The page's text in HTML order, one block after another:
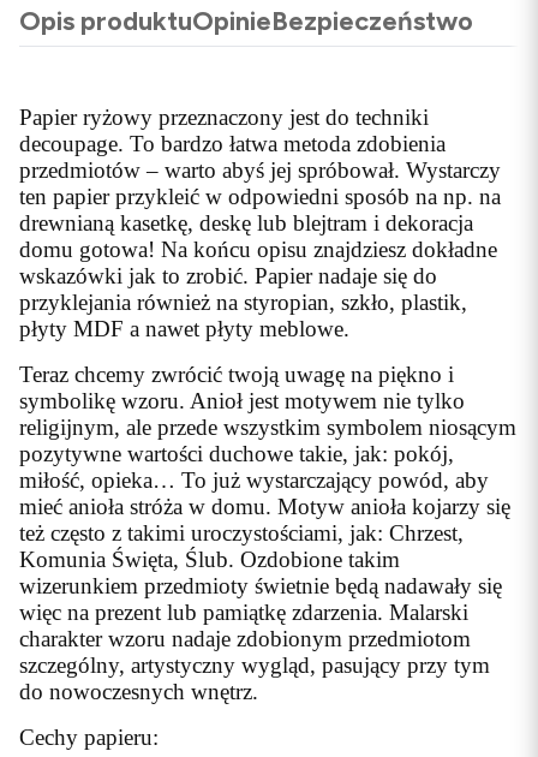
Opis produktuOpinieBezpieczeństwo
Papier ryżowy przeznaczony jest do techniki
decoupage. To bardzo łatwa metoda zdobienia
przedmiotów – warto abyś jej spróbował. Wystarczy
ten papier przykleić w odpowiedni sposób na np. na
drewnianą kasetkę, deskę lub blejtram i dekoracja
domu gotowa! Na końcu opisu znajdziesz dokładne
wskazówki jak to zrobić. Papier nadaje się do
przyklejania również na styropian, szkło, plastik,
płyty MDF a nawet płyty meblowe.
Teraz chcemy zwrócić twoją uwagę na piękno i
symbolikę wzoru. Anioł jest motywem nie tylko
religijnym, ale przede wszystkim symbolem niosącym
pozytywne wartości duchowe takie, jak: pokój,
miłość, opieka… To już wystarczający powód, aby
mieć anioła stróża w domu. Motyw anioła kojarzy się
też często z takimi uroczystościami, jak: Chrzest,
Komunia Święta, Ślub. Ozdobione takim
wizerunkiem przedmioty świetnie będą nadawały się
więc na prezent lub pamiątkę zdarzenia. Malarski
charakter wzoru nadaje zdobionym przedmiotom
szczególny, artystyczny wygląd, pasujący przy tym
do nowoczesnych wnętrz.
Cechy papieru: